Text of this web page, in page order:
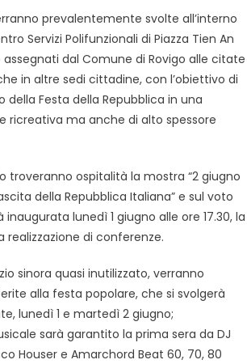
prevalentemente svolte all’interno
Servizi Polifunzionali di Piazza Tien An
assegnati dal Comune di Rovigo alle citate
in altre sedi cittadine, con l’obiettivo di
della Festa della Repubblica in una
ricreativa ma anche di alto spessore
troveranno ospitalità la mostra “2 giugno
della Repubblica Italiana” e sul voto
lunedì 1 giugno alle ore 17.30, la
realizzazione di conferenze.
sinora quasi inutilizzato, verranno
alla festa popolare, che si svolgerà
lunedì 1 e martedì 2 giugno;
sarà garantito la prima sera da DJ
Houser e Amarchord Beat 60, 70, 80